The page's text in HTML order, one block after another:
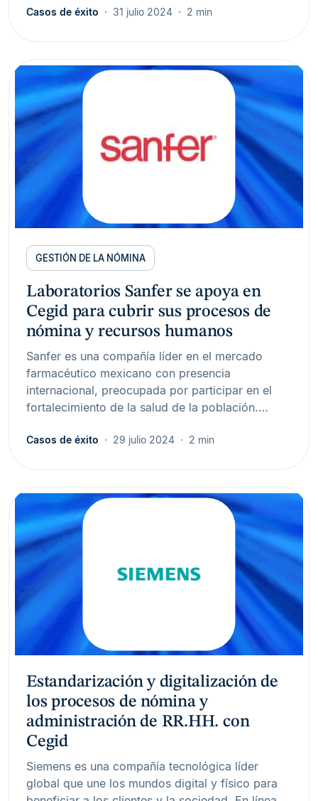
Casos de éxito 31 julio 2024 2 min
GESTIÓN DE LA NÓMINA
Laboratorios Sanfer se apoya en
Cegid para cubrir sus procesos de
nómina y recursos humanos
Sanfer es una compañía líder en el mercado
farmacéutico mexicano con presencia
internacional, preocupada por participar en el
fortalecimiento de la salud de la población.…
Casos de éxito 29 julio 2024 2 min
Estandarización y digitalización de
los procesos de nómina y
administración de RR.HH. con
Cegid
Siemens es una compañía tecnológica líder
global que une los mundos digital y físico para